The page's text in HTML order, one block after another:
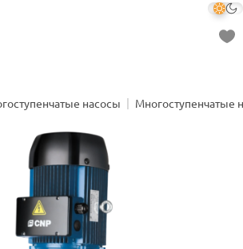
насосы Многоступенчатые